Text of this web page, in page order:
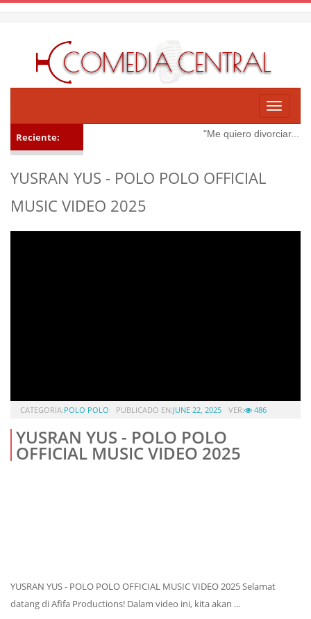
Toggle
Reciente: "Me quiero divorciar... 😳"
YUSRAN YUS - POLO POLO OFFICIAL
MUSIC VIDEO 2025
CATEGORIA:POLO POLO PUBLICADO EN:JUNE 22, 2025 VER: 486
YUSRAN YUS - POLO POLO
OFFICIAL MUSIC VIDEO 2025
YUSRAN YUS - POLO POLO OFFICIAL MUSIC VIDEO 2025 Selamat
datang di Afifa Productions! Dalam video ini, kita akan ...